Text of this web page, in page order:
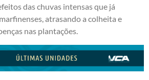
das chuvas intensas que já
atrasando a colheita e
nas plantações.